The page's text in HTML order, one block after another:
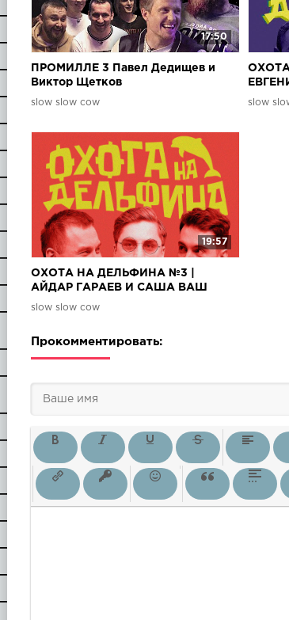
17:50
ПРОМИЛЛЕ 3 Павел Дедищев и
Виктор Щетков
slow slow cow
ХУГАЕВ
slow
19:57
ОХОТА НА ДЕЛЬФИНА №3 |
АЙДАР ГАРАЕВ И САША ВАШ
slow slow cow
Прокомментировать: